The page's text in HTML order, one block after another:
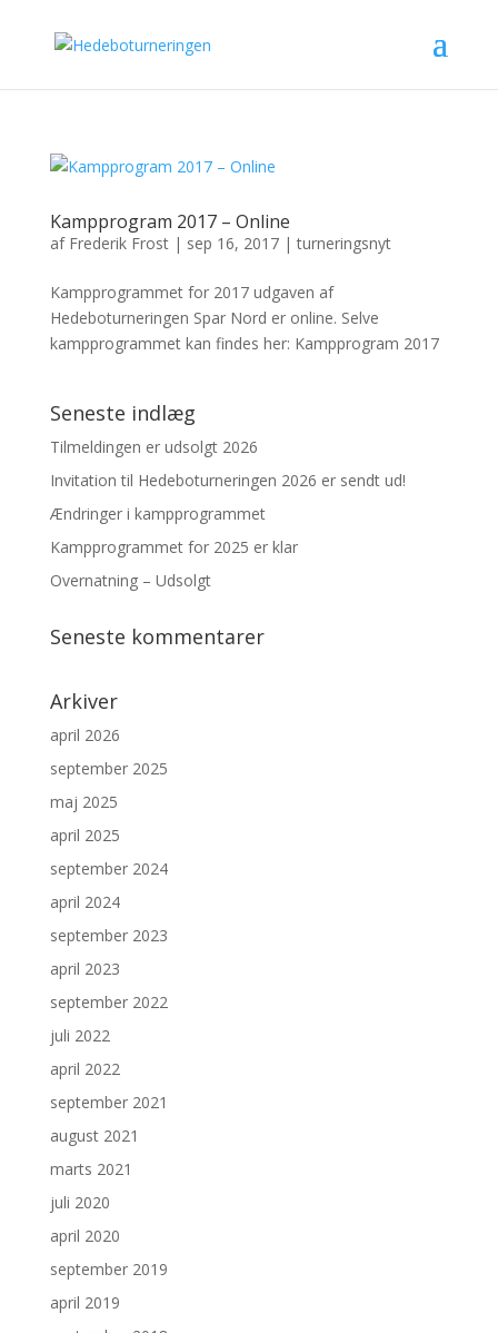
Kampprogram 2017 – Online
af Frederik Frost| sep 16, 2017|turneringsnyt
Kampprogrammet for 2017 udgaven af
Hedeboturneringen Spar Nord er online. Selve
kampprogrammet kan findes her: Kampprogram 2017
Seneste indlæg
Tilmeldingen er udsolgt 2026
Invitation til Hedeboturneringen 2026 er sendt ud!
Ændringer i kampprogrammet
Kampprogrammet for 2025 er klar
Overnatning – Udsolgt
Seneste kommentarer
Arkiver
april 2026
september 2025
maj 2025
april 2025
september 2024
april 2024
september 2023
april 2023
september 2022
juli 2022
april 2022
september 2021
august 2021
marts 2021
juli 2020
april 2020
september 2019
april 2019